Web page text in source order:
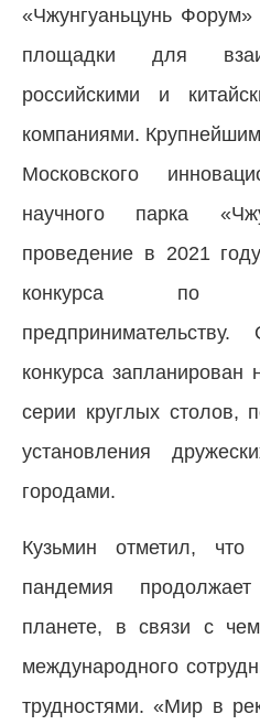
«Чжунгуаньцунь Форум»
площадки для
российскими и
компаниями.
Московского
научного парка
проведение в 2021 году
конкурса по
конкурса
серии круглых столов,
установления
городами.
Кузьмин отметил,
пандемия
планете, в связи с
международного
трудностями. «Мир в